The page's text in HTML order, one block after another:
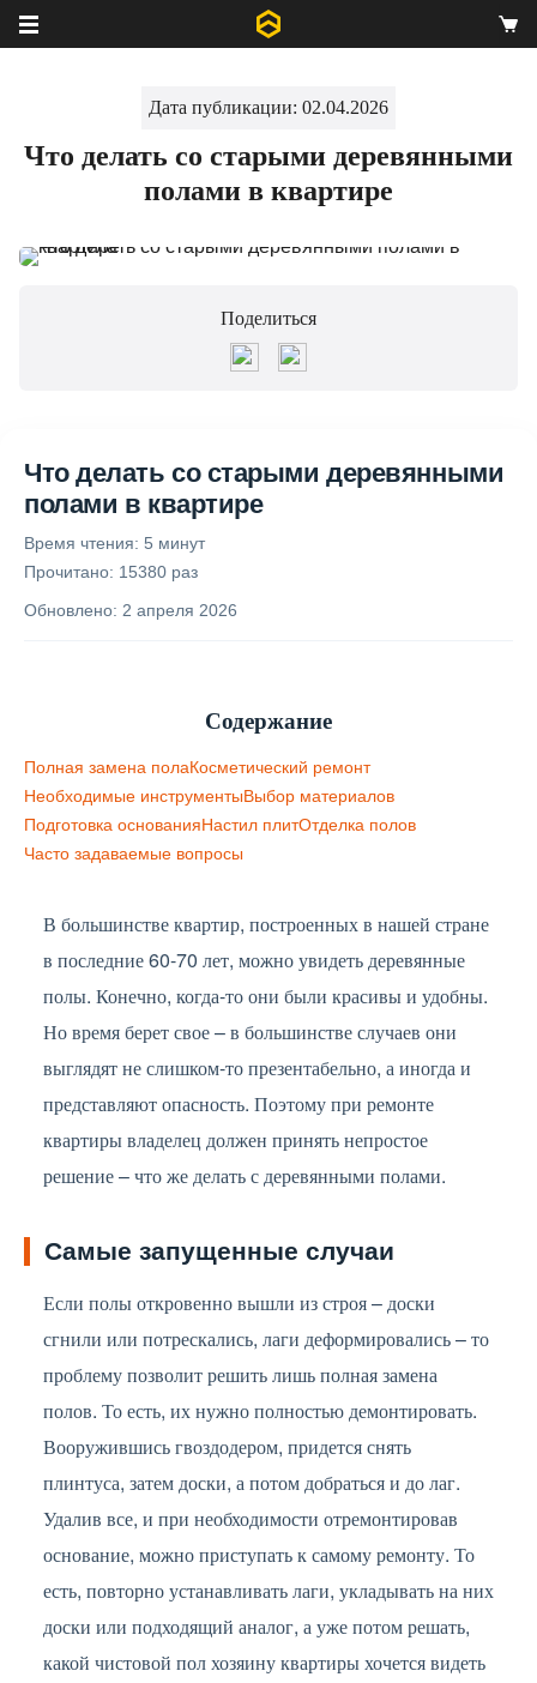
Дата публикации: 02.04.2026
Что делать со старыми деревянными
полами в квартире
Поделиться
Что делать со старыми деревянными
полами в квартире
Время чтения: 5 минут
Прочитано: 15380 раз
Обновлено: 2 апреля 2026
Содержание
Полная замена полаКосметический ремонт
Необходимые инструменты Выбор материалов
Подготовка основания Настил плитОтделка полов
Часто задаваемые вопросы
В большинстве квартир, построенных в нашей стране
в последние 60-70 лет, можно увидеть деревянные
полы. Конечно, когда-то они были красивы и удобны.
Но время берет свое – в большинстве случаев они
выглядят не слишком-то презентабельно, а иногда и
представляют опасность. Поэтому при ремонте
квартиры владелец должен принять непростое
решение – что же делать с деревянными полами.
Самые запущенные случаи
Если полы откровенно вышли из строя – доски
сгнили или потрескались, лаги деформировались – то
проблему позволит решить лишь полная замена
полов. То есть, их нужно полностью демонтировать.
Вооружившись гвоздодером, придется снять
плинтуса, затем доски, а потом добраться и до лаг.
Удалив все, и при необходимости отремонтировав
основание, можно приступать к самому ремонту. То
есть, повторно устанавливать лаги, укладывать на них
доски или подходящий аналог, а уже потом решать,
какой чистовой пол хозяину квартиры хочется видеть